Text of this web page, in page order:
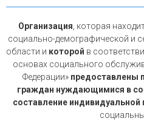
Организация, которая
социально-демографической и
области и которой в
основах социального
Федерации» предоставлены
граждан нуждающимися в
составление